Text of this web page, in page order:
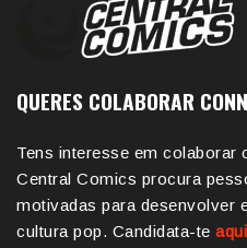
QUERES COLABORAR
Tens interesse em colaborar
Central Comics procura
motivadas para desenvolver
cultura pop. Candidata-te aqui